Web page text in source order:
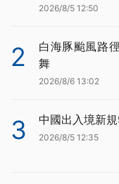
2026/8/5 12:50
2
白海豚颱風路
舞
2026/8/6 13:02
3 中國出入境新
2026/8/5 12:35